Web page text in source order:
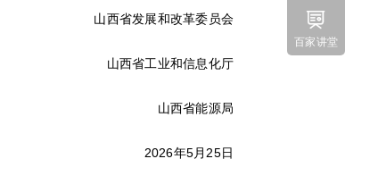

百家讲堂
山西省发展和改革委员会
山西省工业和信息化厅
山西省能源局
2026年5月25日